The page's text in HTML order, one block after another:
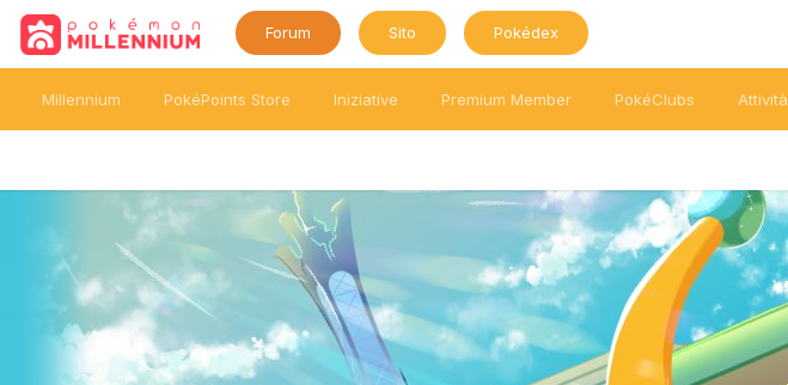
Forum Sito Pokédex
Millennium PokéPoints Store Iniziative Premium Member PokéClubs Attività